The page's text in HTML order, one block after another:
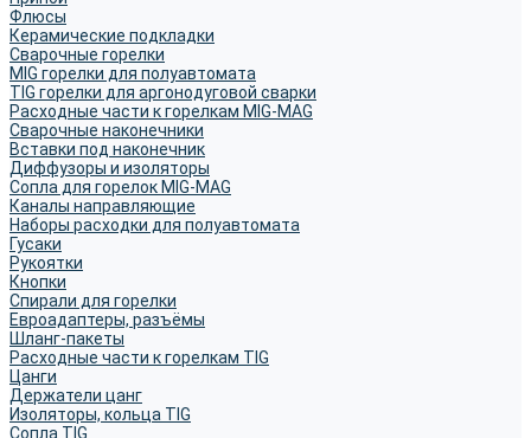
Флюсы
Керамические подкладки
Сварочные горелки
MIG горелки для полуавтомата
TIG горелки для аргонодуговой сварки
Расходные части к горелкам MIG-MAG
Сварочные наконечники
Вставки под наконечник
Диффузоры и изоляторы
Сопла для горелок MIG-MAG
Каналы направляющие
Наборы расходки для полуавтомата
Гусаки
Рукоятки
Кнопки
Спирали для горелки
Евроадаптеры, разъёмы
Шланг-пакеты
Расходные части к горелкам TIG
Цанги
Держатели цанг
Изоляторы, кольца TIG
Сопла TIG